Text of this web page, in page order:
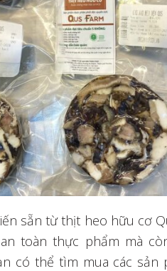
sẵn từ thịt heo hữu cơ
toàn thực phẩm mà
có thể tìm mua các sản